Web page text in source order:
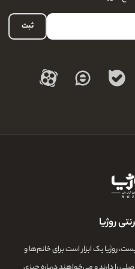
ثبت
روژیا
روژیا یک ابزار است برای خانم‌ها و